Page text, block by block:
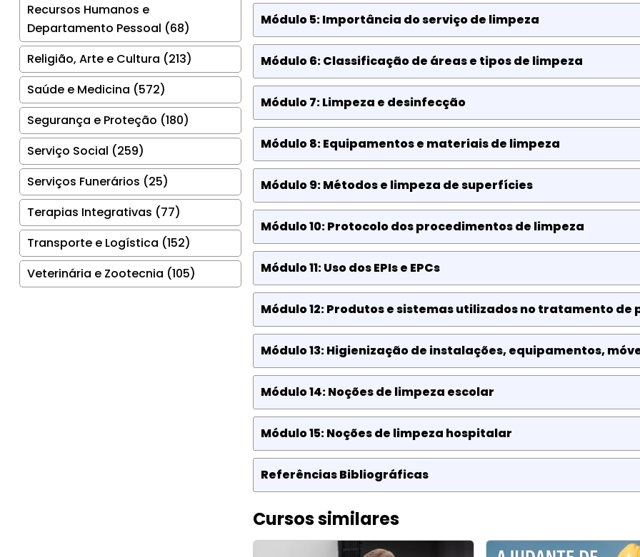
Recursos Humanos e
Departamento Pessoal (68)
Religião, Arte e Cultura (213)
Saúde e Medicina (572)
Segurança e Proteção (180)
Serviço Social (259)
Serviços Funerários (25)
Terapias Integrativas (77)
Transporte e Logística (152)
Veterinária e Zootecnia (105)
Módulo 5: Importância do serviço de limpeza
Módulo 6: Classificação de áreas e tipos de limpeza
Módulo 7: Limpeza e desinfecção
Módulo 8: Equipamentos e materiais de limpeza
Módulo 9: Métodos e limpeza de superfícies
Módulo 10: Protocolo dos procedimentos de limpeza
Módulo 11: Uso dos EPIs e EPCs
Módulo 12: Produtos e sistemas utilizados no tratamento de
Módulo 13: Higienização de instalações, equipamentos,
Módulo 14: Noções de limpeza escolar
Módulo 15: Noções de limpeza hospitalar
Referências Bibliográficas
Cursos similares